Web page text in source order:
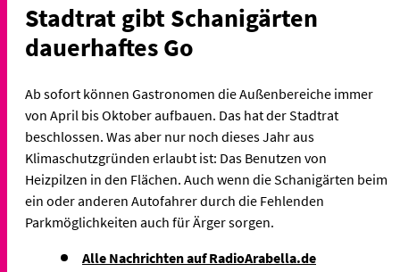
Stadtrat gibt Schanigärten
dauerhaftes Go
Ab sofort können Gastronomen die Außenbereiche immer
von April bis Oktober aufbauen. Das hat der Stadtrat
beschlossen. Was aber nur noch dieses Jahr aus
Klimaschutzgründen erlaubt ist: Das Benutzen von
Heizpilzen in den Flächen. Auch wenn die Schanigärten beim
ein oder anderen Autofahrer durch die Fehlenden
Parkmöglichkeiten auch für Ärger sorgen.
Alle Nachrichten auf RadioArabella.de